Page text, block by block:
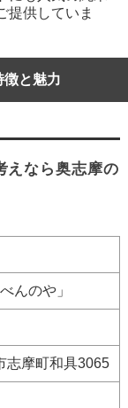
提供していま
徴と魅力
えなら奥志摩の
んのや」
志摩町和具3065